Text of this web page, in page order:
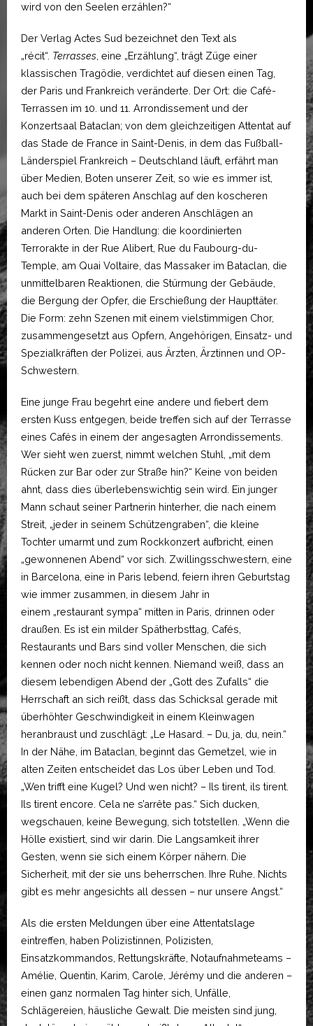
wird von den Seelen erzählen?“
Der Verlag Actes Sud bezeichnet den Text als
„récit“. Terrasses , eine „Erzählung“, trägt Züge einer
klassischen Tragödie, verdichtet auf diesen einen Tag,
der Paris und Frankreich veränderte. Der Ort: die Café-
Terrassen im 10. und 11. Arrondissement und der
Konzertsaal Bataclan; von dem gleichzeitigen Attentat auf
das Stade de France in Saint-Denis, in dem das Fußball-
Länderspiel Frankreich – Deutschland läuft, erfährt man
über Medien, Boten unserer Zeit, so wie es immer ist,
auch bei dem späteren Anschlag auf den koscheren
Markt in Saint-Denis oder anderen Anschlägen an
anderen Orten. Die Handlung: die koordinierten
Terrorakte in der Rue Alibert, Rue du Faubourg-du-
Temple, am Quai Voltaire, das Massaker im Bataclan, die
unmittelbaren Reaktionen, die Stürmung der Gebäude,
die Bergung der Opfer, die Erschießung der Haupttäter.
Die Form: zehn Szenen mit einem vielstimmigen Chor,
zusammengesetzt aus Opfern, Angehörigen, Einsatz- und
Spezialkräften der Polizei, aus Ärzten, Ärztinnen und OP-
Schwestern.
Eine junge Frau begehrt eine andere und fiebert dem
ersten Kuss entgegen, beide treffen sich auf der Terrasse
eines Cafés in einem der angesagten Arrondissements.
Wer sieht wen zuerst, nimmt welchen Stuhl, „mit dem
Rücken zur Bar oder zur Straße hin?“ Keine von beiden
ahnt, dass dies überlebenswichtig sein wird. Ein junger
Mann schaut seiner Partnerin hinterher, die nach einem
Streit, „jeder in seinem Schützengraben“, die kleine
Tochter umarmt und zum Rockkonzert aufbricht, einen
„gewonnenen Abend“ vor sich. Zwillingsschwestern, eine
in Barcelona, eine in Paris lebend, feiern ihren Geburtstag
wie immer zusammen, in diesem Jahr in
einem „restaurant sympa“ mitten in Paris, drinnen oder
draußen. Es ist ein milder Spätherbsttag, Cafés,
Restaurants und Bars sind voller Menschen, die sich
kennen oder noch nicht kennen. Niemand weiß, dass an
diesem lebendigen Abend der „Gott des Zufalls“ die
Herrschaft an sich reißt, dass das Schicksal gerade mit
überhöhter Geschwindigkeit in einem Kleinwagen
heranbraust und zuschlägt: „Le Hasard. – Du, ja, du, nein.“
In der Nähe, im Bataclan, beginnt das Gemetzel, wie in
alten Zeiten entscheidet das Los über Leben und Tod.
„Wen trifft eine Kugel? Und wen nicht? – Ils tirent, ils tirent.
Ils tirent encore. Cela ne s’arrête pas.“ Sich ducken,
wegschauen, keine Bewegung, sich totstellen. „Wenn die
Hölle existiert, sind wir darin. Die Langsamkeit ihrer
Gesten, wenn sie sich einem Körper nähern. Die
Sicherheit, mit der sie uns beherrschen. Ihre Ruhe. Nichts
gibt es mehr angesichts all dessen – nur unsere Angst.“
Als die ersten Meldungen über eine Attentatslage
eintreffen, haben Polizistinnen, Polizisten,
Einsatzkommandos, Rettungskräfte, Notaufnahmeteams –
Amélie, Quentin, Karim, Carole, Jérémy und die anderen –
einen ganz normalen Tag hinter sich, Unfälle,
Schlägereien, häusliche Gewalt. Die meisten sind jung,